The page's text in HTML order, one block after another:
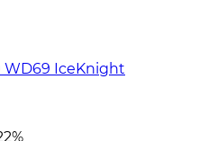
WD69 IceKnight